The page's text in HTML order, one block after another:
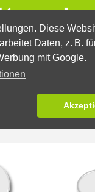
Diese
Daten, z. B.
mit Google.